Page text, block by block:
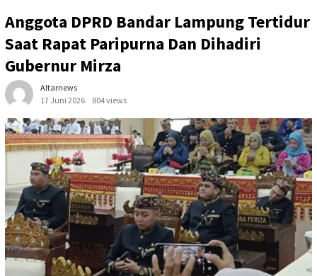
Anggota DPRD Bandar Lampung Tertidur
Saat Rapat Paripurna Dan Dihadiri
Gubernur Mirza
Altarnews
17 Juni 2026
804 views